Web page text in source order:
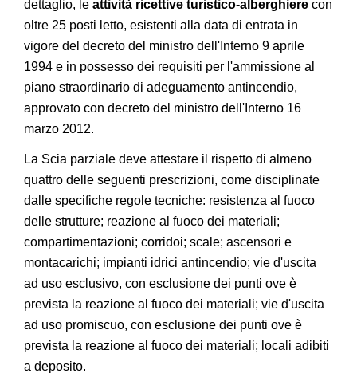
dettaglio, le attività ricettive turistico-alberghiere con
oltre 25 posti letto, esistenti alla data di entrata in
vigore del decreto del ministro dell'Interno 9 aprile
1994 e in possesso dei requisiti per l'ammissione al
piano straordinario di adeguamento antincendio,
approvato con decreto del ministro dell'Interno 16
marzo 2012.
La Scia parziale deve attestare il rispetto di almeno
quattro delle seguenti prescrizioni, come disciplinate
dalle specifiche regole tecniche: resistenza al fuoco
delle strutture; reazione al fuoco dei materiali;
compartimentazioni; corridoi; scale; ascensori e
montacarichi; impianti idrici antincendio; vie d'uscita
ad uso esclusivo, con esclusione dei punti ove è
prevista la reazione al fuoco dei materiali; vie d'uscita
ad uso promiscuo, con esclusione dei punti ove è
prevista la reazione al fuoco dei materiali; locali adibiti
a deposito.